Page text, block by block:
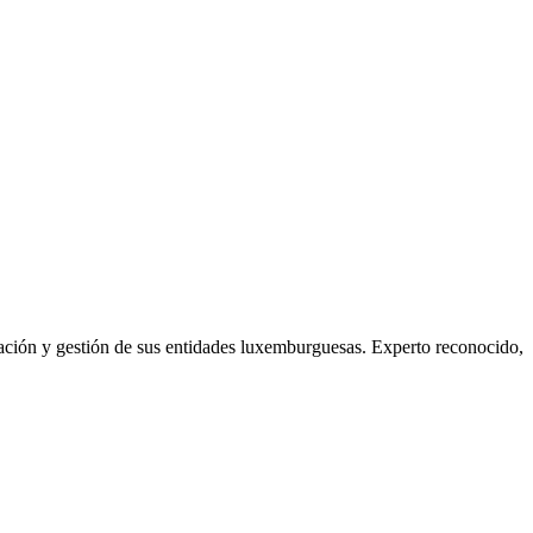
y gestión de sus entidades luxemburguesas. Experto reconocido,